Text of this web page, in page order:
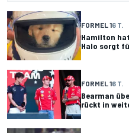
FORMEL 16 T.
Hamilton
Halo sorgt
FORMEL 16 T.
Bearman
rückt in